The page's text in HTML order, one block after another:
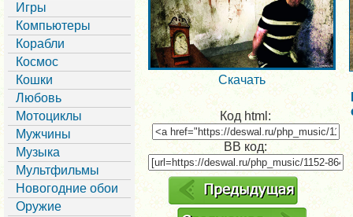
Игры
Компьютеры
Корабли
Космос
Кошки
Любовь
Мотоциклы
Мужчины
Музыка
Мультфильмы
Новогодние обои
Оружие
Скачать
Код html:
BB код: